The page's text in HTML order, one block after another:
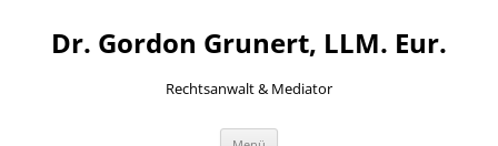
springen
Dr. Gordon Grunert, LLM. Eur.
Rechtsanwalt & Mediator